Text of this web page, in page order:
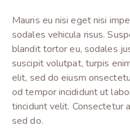
Mauris eu nisi eget nisi
sodales vehicula risus.
blandit tortor eu, sodales
suscipit volutpat, turpis
elit, sed do eiusm
od tempor incididunt ut
tincidunt velit. Consectetur
sed do.